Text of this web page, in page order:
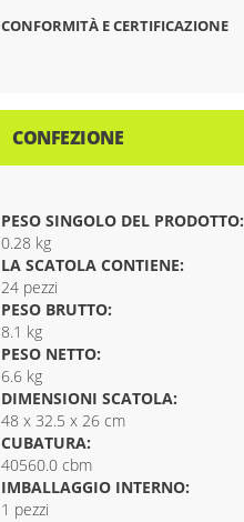
CONFORMITÀ E CERTIFICAZIONE
CONFEZIONE
PESO SINGOLO DEL PRODOTTO:
0.28 kg
LA SCATOLA CONTIENE:
24 pezzi
PESO BRUTTO:
8.1 kg
PESO NETTO:
6.6 kg
DIMENSIONI SCATOLA:
48 x 32.5 x 26 cm
CUBATURA:
40560.0 cbm
IMBALLAGGIO INTERNO:
1 pezzi